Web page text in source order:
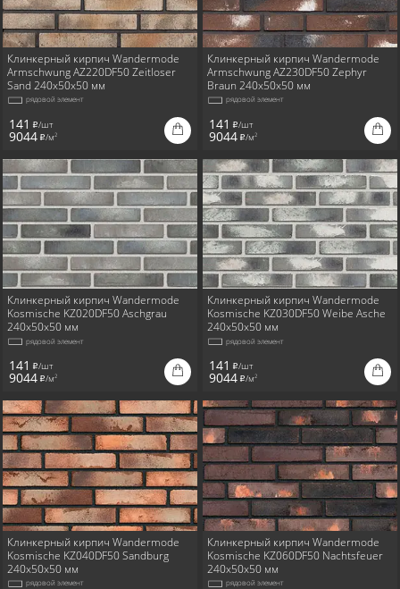
Клинкерный кирпич Wandermode
Armschwung AZ220DF50 Zeitloser
Sand 240x50x50 мм
рядовой элемент
141 i/шт
9044 i/м2
Клинкерный кирпич Wandermode
Armschwung AZ230DF50 Zephyr
Braun 240x50x50 мм
рядовой элемент
141 i/шт
9044 i/м2
Клинкерный кирпич Wandermode
Kosmische KZ020DF50 Aschgrau
240x50x50 мм
рядовой элемент
141 i/шт
9044 i/м2
Клинкерный кирпич Wandermode
Kosmische KZ030DF50 Weibe Asche
240x50x50 мм
рядовой элемент
141 i/шт
9044 i/м2
Клинкерный кирпич Wandermode
Kosmische KZ040DF50 Sandburg
240x50x50 мм
рядовой элемент
Клинкерный кирпич Wandermode
Kosmische KZ060DF50 Nachtsfeuer
240x50x50 мм
рядовой элемент